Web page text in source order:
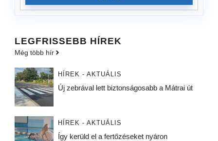
LEGFRISSEBB HÍREK
Még több hír
HÍREK - AKTUÁLIS
Új zebrával lett biztonságosabb a Mátrai út
HÍREK - AKTUÁLIS
Így kerüld el a fertőzéseket nyáron